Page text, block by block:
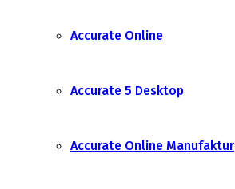
Accurate Online
Accurate 5 Desktop
Accurate Online Manufaktur